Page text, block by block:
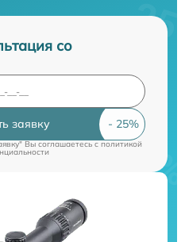
со
заявку
Вы соглашаетесь cполитикой